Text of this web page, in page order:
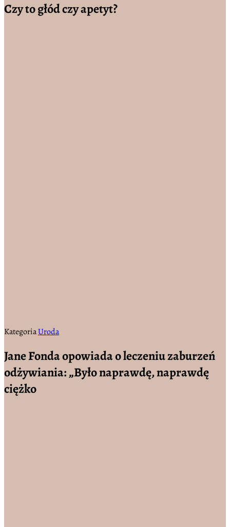
Czy to głód czy apetyt?
KategoriaUroda
Jane Fonda opowiada o leczeniu zaburzeń
odżywiania: „Było naprawdę, naprawdę
ciężko